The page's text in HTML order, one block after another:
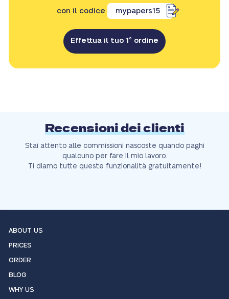
con il codice mypapers15
Effettua il tuo 1° ordine
Recensioni dei clienti
Stai attento alle commissioni nascoste quando paghi
qualcuno per fare il mio lavoro.
Ti diamo tutte queste funzionalità gratuitamente!
ABOUT US
PRICES
ORDER
BLOG
WHY US